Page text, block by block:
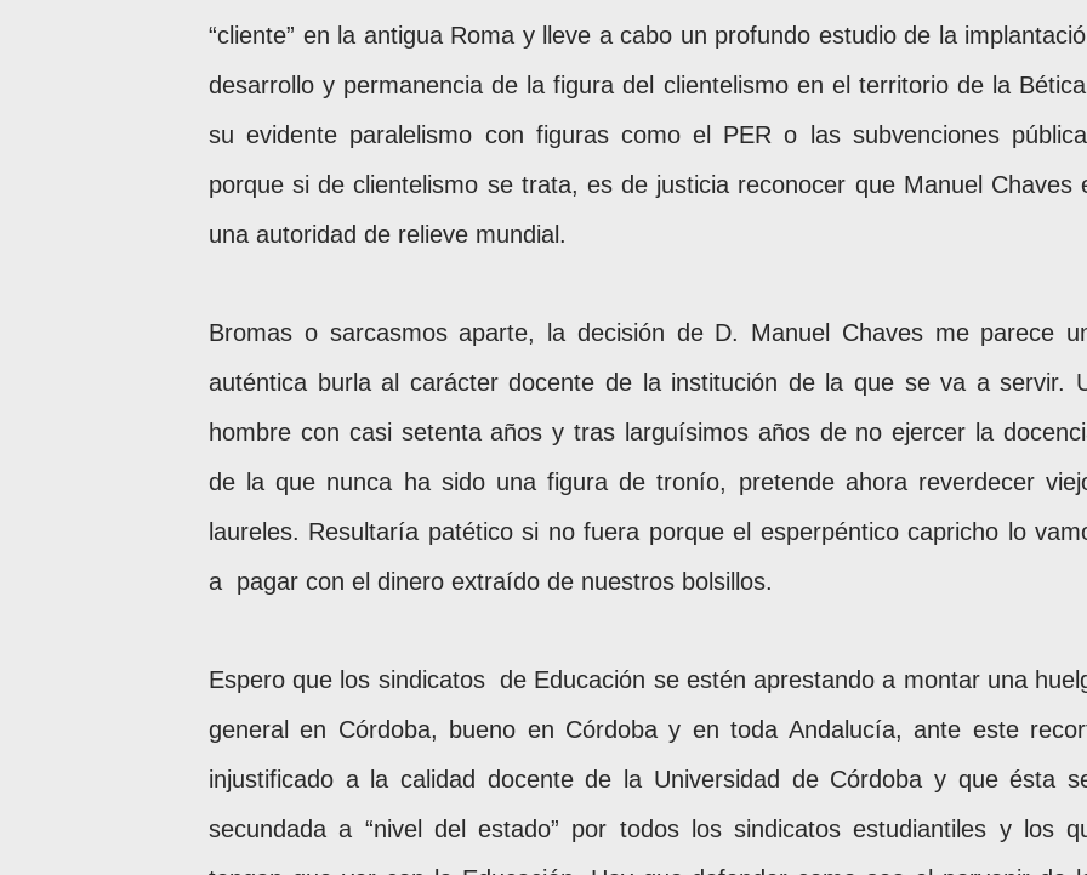
“cliente” en la antigua Roma y lleve a cabo un profundo estudio de la
desarrollo y permanencia de la figura del clientelismo en el territorio de la
su evidente paralelismo con figuras como el PER o las subvenciones
porque si de clientelismo se trata, es de justicia reconocer que Manuel Chaves
una autoridad de relieve mundial.
Bromas o sarcasmos aparte, la decisión de D. Manuel Chaves me parece
auténtica burla al carácter docente de la institución de la que se va a servir.
hombre con casi setenta años y tras larguísimos años de no ejercer la
de la que nunca ha sido una figura de tronío, pretende ahora reverdecer
laureles. Resultaría patético si no fuera porque el esperpéntico capricho lo
a pagar con el dinero extraído de nuestros bolsillos.
Espero que los sindicatos de Educación se estén aprestando a montar una
general en Córdoba, bueno en Córdoba y en toda Andalucía, ante este
injustificado a la calidad docente de la Universidad de Córdoba y que ésta
secundada a “nivel del estado” por todos los sindicatos estudiantiles y los